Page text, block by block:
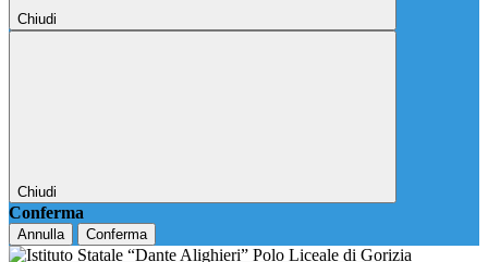
Chiudi
Chiudi
Conferma
Annulla Conferma